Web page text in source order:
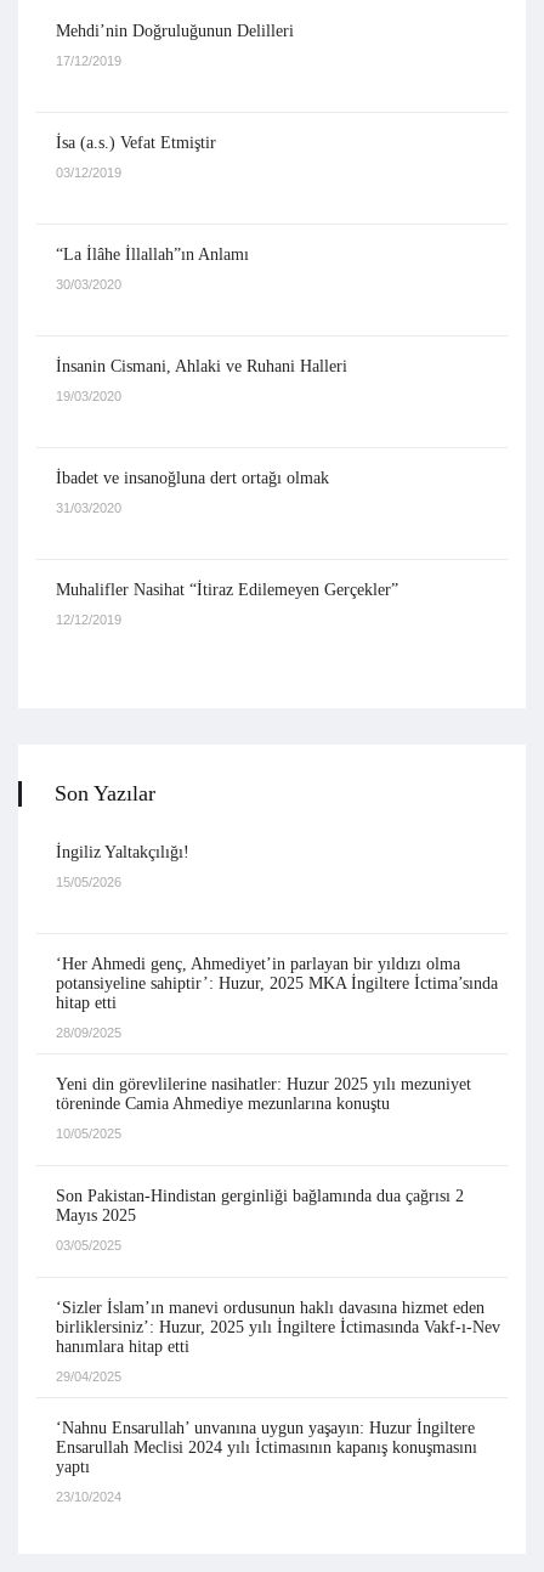
Mehdi’nin Doğruluğunun Delilleri
17/12/2019
İsa (a.s.) Vefat Etmiştir
03/12/2019
“La İlâhe İllallah”ın Anlamı
30/03/2020
İnsanin Cismani, Ahlaki ve Ruhani Halleri
19/03/2020
İbadet ve insanoğluna dert ortağı olmak
31/03/2020
Muhalifler Nasihat “İtiraz Edilemeyen Gerçekler”
12/12/2019
Son Yazılar
İngiliz Yaltakçılığı!
15/05/2026
‘Her Ahmedi genç, Ahmediyet’in parlayan bir yıldızı olma
potansiyeline sahiptir’: Huzur, 2025 MKA İngiltere İctima’sında
hitap etti
28/09/2025
Yeni din görevlilerine nasihatler: Huzur 2025 yılı mezuniyet
töreninde Camia Ahmediye mezunlarına konuştu
10/05/2025
Son Pakistan-Hindistan gerginliği bağlamında dua çağrısı 2
Mayıs 2025
03/05/2025
‘Sizler İslam’ın manevi ordusunun haklı davasına hizmet eden
birliklersiniz’: Huzur, 2025 yılı İngiltere İctimasında Vakf-ı-Nev
hanımlara hitap etti
29/04/2025
‘Nahnu Ensarullah’ unvanına uygun yaşayın: Huzur İngiltere
Ensarullah Meclisi 2024 yılı İctimasının kapanış konuşmasını
yaptı
23/10/2024